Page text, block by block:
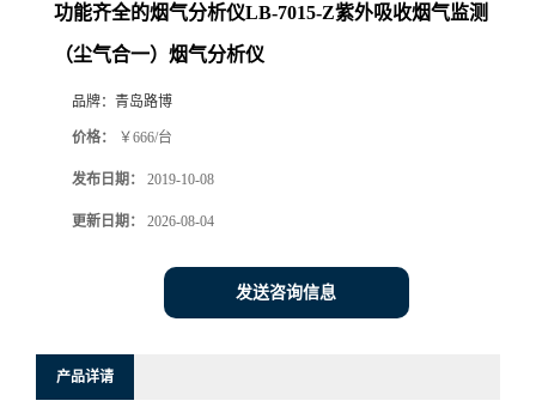
厅
系
功能齐全的烟气分析仪LB-7015-Z紫外吸收烟气监测
（尘气合一）烟气分析仪
品牌： 青岛路博
价格： ￥666/台
发布日期： 2019-10-08
更新日期： 2026-08-04
发送咨询信息
产品详请